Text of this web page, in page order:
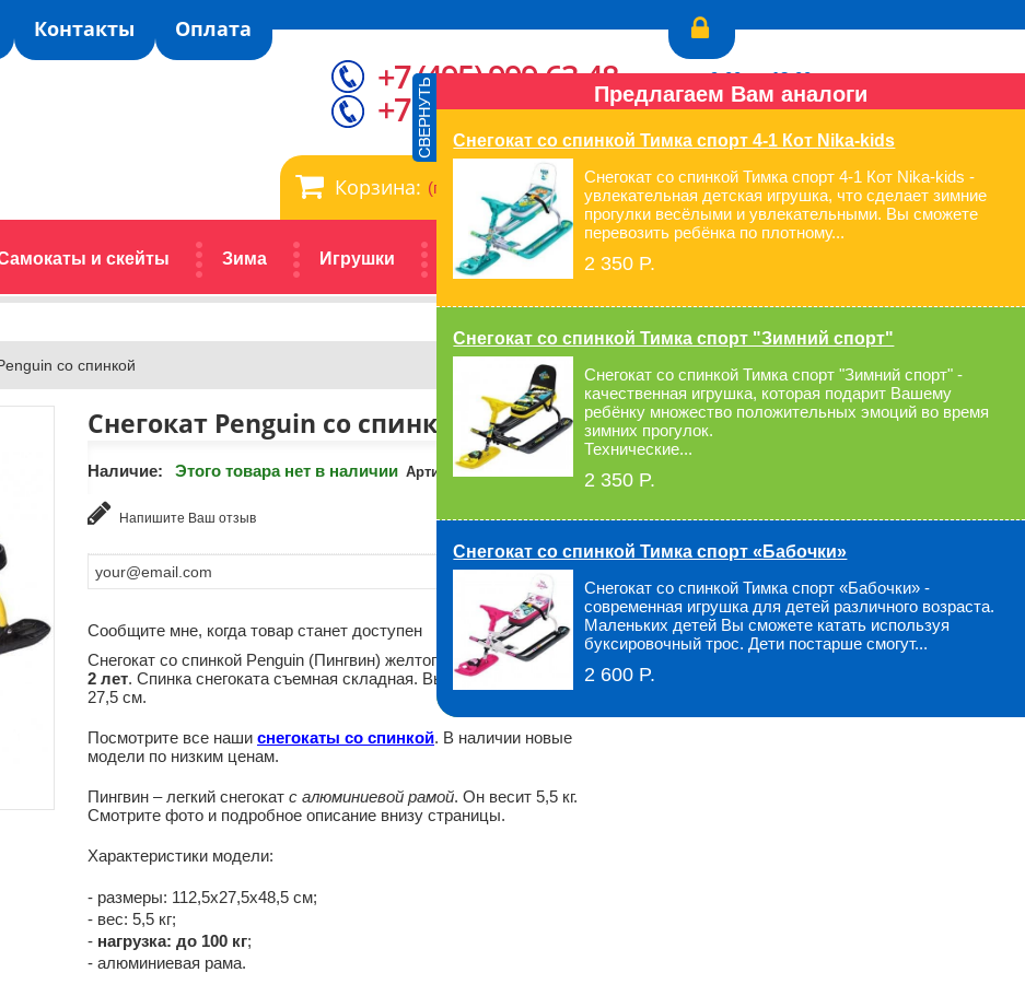
Контакты Оплата
Корзина: (пусто)
и скейты Зима Игрушки Автокресла Для мам и малышей
+7 (495) 999-63-48
+7 (929) 993-34-05
пн.-пт.: с 9:00 до 18:00
сб., вс.: выходной
Перезвонить Вам?
со спинкой
Снегокат Penguin со спинкой
Наличие: Этого товара нет в наличии Артикул:
Напишите Ваш отзыв
Сообщите мне, когда товар станет доступен
Снегокат со спинкой Penguin (Пингвин) желтого цветадля детей от
2 лет. Спинка снегоката съемная складная. Высота до сидения
27,5 см.
Посмотрите все наши снегокаты со спинкой. В наличии новые
модели по низким ценам.
Пингвин – легкий снегокат с алюминиевой рамой. Он весит 5,5 кг.
Смотрите фото и подробное описание внизу страницы.
Характеристики модели:
- размеры: 112,5х27,5х48,5 см;
- вес: 5,5 кг;
- нагрузка: до 100 кг;
- алюминиевая рама.
4 500 P.
Нет в наличии
Оплатить товар в Регионах
можно при получении!
Предлагаем Вам аналоги
Снегокат со спинкой Тимка спорт 4-1 Кот Nika-kids
Снегокат со спинкой Тимка спорт 4-1 Кот Nika-kids -
увлекательная детская игрушка, что сделает зимние
прогулки весёлыми и увлекательными. Вы сможете
перевозить ребёнка по плотному...
2 350 P.
Снегокат со спинкой Тимка спорт "Зимний спорт"
Снегокат со спинкой Тимка спорт "Зимний спорт" -
качественная игрушка, которая подарит Вашему
ребёнку множество положительных эмоций во время
зимних прогулок.
Технические...
2 350 P.
Снегокат со спинкой Тимка спорт «Бабочки»
Снегокат со спинкой Тимка спорт «Бабочки» -
современная игрушка для детей различного возраста.
Маленьких детей Вы сможете катать используя
буксировочный трос. Дети постарше смогут...
2 600 P.